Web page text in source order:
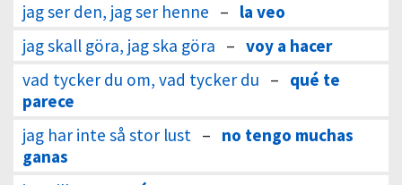
jag ser den, jag ser henne – la veo
jag skall göra, jag ska göra – voy a hacer
vad tycker du om, vad tycker du – qué te
parece
jag har inte så stor lust – no tengo muchas
ganas